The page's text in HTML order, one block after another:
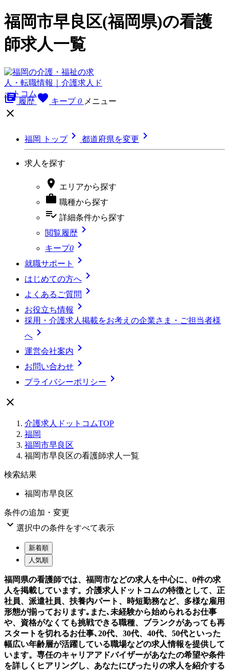
福岡市早良区(福岡県)の看護
師求人一覧
library_books 履歴 favorite キープ 0 メニュー

福岡 トップ 都道府県を変更 
求人を探す
 エリアから探す
 職種から探す
playlist_add_check 詳細条件から探す
閲覧履歴 
キープ0 
就職サポート 
はじめての方へ 
よくあるご質問 
お役立ち情報 
採用・介護求人掲載をお考えの企業さま・ご担当者様
へ 
運営会社案内 
お問い合わせ 
プライバシーポリシー 

介護求人ドットコムTOP
福岡
福岡市早良区
福岡市早良区の看護師求人一覧
検索結果
福岡市早良区
条件の追加・変更
 選択中の条件をすべて表示
新着順
人気順
福岡県の看護師では、福岡市などの求人を中心に、0件の求
人を掲載しています。介護求人ドットコムの特徴として、正
社員、派遣社員、扶養内パート、時短勤務など、多様な雇用
形態が揃っております｡また､未経験から始められるお仕事
や、資格がなくても挑戦できる職種、ブランクがあっても再
スタートを切れるお仕事､20代、30代、40代、50代といった
幅広い年齢層が活躍している職場などの求人情報を提供して
います。専任のキャリアアドバイザーがあなたの希望や条件
を詳しくヒアリングし、あなたにぴったりの求人を紹介する